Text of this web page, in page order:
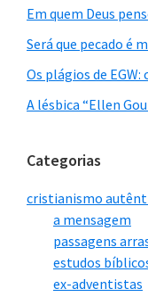
Em quem Deus
Será que pecado é
Os plágios de EGW:
A lésbica “Ellen
Categorias
cristianismo
a mensagem
passagens
estudos
ex-adventistas